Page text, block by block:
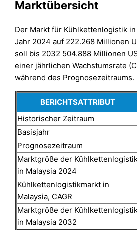
Marktübersicht
Der Markt für Kühlkettenlogistik
Jahr 2024 auf 222.268 Millionen
soll bis 2032 504.888 Millionen
einer jährlichen Wachstumsrate
während des Prognosezeitraums.
BERICHTSATTRIBUT
Historischer Zeitraum
Basisjahr
Prognosezeitraum
Marktgröße der Kühlkettenlogistik
in Malaysia 2024
Kühlkettenlogistikmarkt in
Malaysia, CAGR
Marktgröße der Kühlkettenlogistik
in Malaysia 2032